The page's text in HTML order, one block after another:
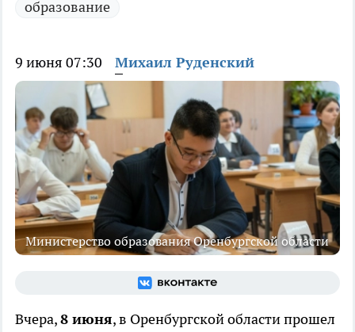
образование
9 июня 07:30 Михаил Руденский
Министерство образования Оренбургской области
Вчера,8 июня, в Оренбургской области прошел